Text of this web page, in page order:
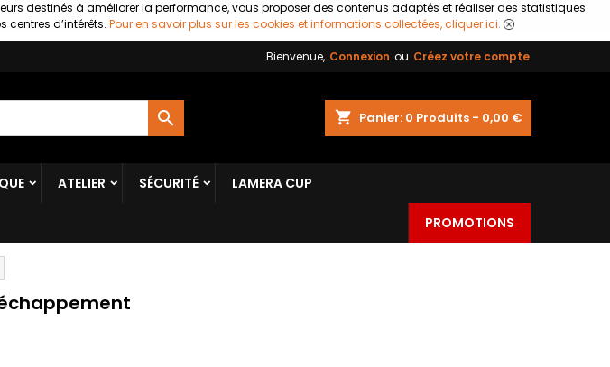
destinés à améliorer la performance, vous proposer des contenus adaptés et réaliser des statistiques
d’intérêts. Pour en savoir plus sur les cookies et informations collectées, cliquer ici.
Bienvenue, Connexion ou Créez votre compte
shopping_cart Panier: 0 Produits - 0,00 €

ATELIER SÉCURITÉ LAMERA CUP
PROMOTIONS